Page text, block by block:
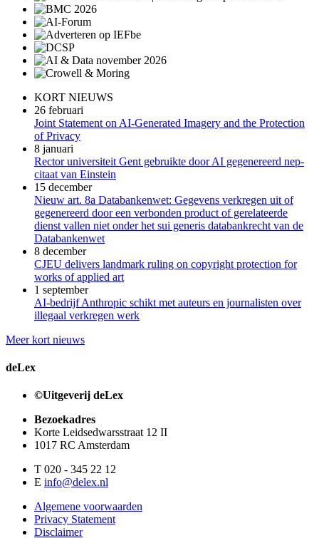
KORT NIEUWS
26 februari
Joint Statement on AI-Generated Imagery and the Protection
of Privacy
8 januari
Rector universiteit Gent gebruikte door AI gegenereerd nep-
citaat van Einstein
15 december
Nieuw art. 8a Databankenwet: Gegevens verkregen uit of
gegenereerd door een verbonden product of gerelateerde
dienst vallen niet onder het sui generis databankrecht van de
Databankenwet
8 december
CJEU delivers landmark ruling on copyright protection for
works of applied art
1 september
AI-bedrijf Anthropic schikt met auteurs en journalisten over
illegaal verkregen werk
Meer kort nieuws
deLex
©Uitgeverij deLex
Bezoekadres
Korte Leidsedwarsstraat 12 II
1017 RC Amsterdam
T 020 - 345 22 12
E info@delex.nl
Algemene voorwaarden
Privacy Statement
Disclaimer